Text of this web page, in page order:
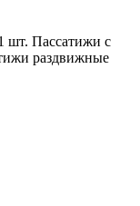
шт. Пассатижи с
раздвижные